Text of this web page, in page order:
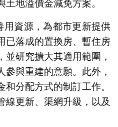
地溢價金減免方案。
用資源，為都市更新提供
已落成的置換房、暫住房
並研究擴大其適用範圍，
參與重建的意願。此外，
分配方式的制訂工作。
線更新、渠網升級，以及